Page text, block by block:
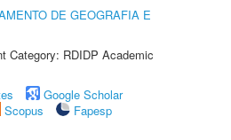
DE GEOGRAFIA E
Category: RDIDP Academic
Google Scholar
Scopus
Fapesp